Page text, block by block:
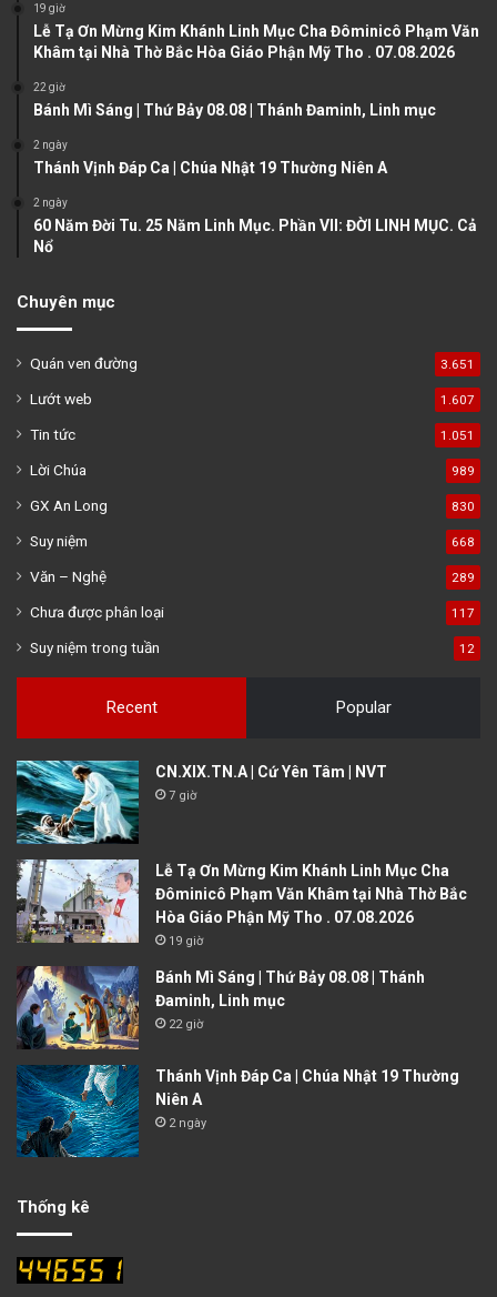
p
19 giờ
Lễ Tạ Ơn Mừng Kim Khánh Linh Mục Cha Đôminicô Phạm Văn
Khâm tại Nhà Thờ Bắc Hòa Giáo Phận Mỹ Tho . 07.08.2026
22 giờ
Bánh Mì Sáng | Thứ Bảy 08.08 | Thánh Đaminh, Linh mục
2 ngày
Thánh Vịnh Đáp Ca | Chúa Nhật 19 Thường Niên A
2 ngày
60 Năm Đời Tu. 25 Năm Linh Mục. Phần VII: ĐỜI LINH MỤC. Cả
Nổ
Chuyên mục
Quán ven đường 3.651
Lướt web 1.607
Tin tức 1.051
Lời Chúa 989
GX An Long 830
Suy niệm 668
Văn – Nghệ 289
Chưa được phân loại 117
Suy niệm trong tuần 12
Recent Popular
CN.XIX.TN.A | Cứ Yên Tâm | NVT
7 giờ
Lễ Tạ Ơn Mừng Kim Khánh Linh Mục Cha
Đôminicô Phạm Văn Khâm tại Nhà Thờ Bắc
Hòa Giáo Phận Mỹ Tho . 07.08.2026
19 giờ
Bánh Mì Sáng | Thứ Bảy 08.08 | Thánh
Đaminh, Linh mục
22 giờ
Thánh Vịnh Đáp Ca | Chúa Nhật 19 Thường
Niên A
2 ngày
Thống kê